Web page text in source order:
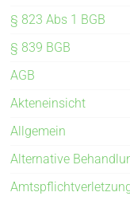
§ 823 Abs 1 BGB
§ 839 BGB
AGB
Akteneinsicht
Allgemein
Alternative